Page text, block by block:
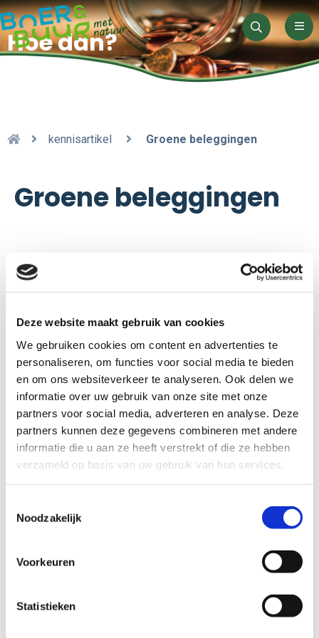
Deze website maakt gebruik van cookies
We gebruiken cookies om content en advertenties te
personaliseren, om functies voor social media te bieden
en om ons websiteverkeer te analyseren. Ook delen we
informatie over uw gebruik van onze site met onze
partners voor social media, adverteren en analyse. Deze
partners kunnen deze gegevens combineren met andere
informatie die u aan ze heeft verstrekt of die ze hebben
verzameld op basis van uw gebruik van hun services.
Noodzakelijk
Voorkeuren
Statistieken
Zoeken
Hoe dan?
kennisartikel Groene beleggingen
Groene beleggingen
In dit artikel lees je over de voordelen van
groene beleggingen.
Bekijk het hier